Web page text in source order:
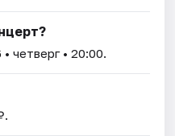
• четверг • 20:00.